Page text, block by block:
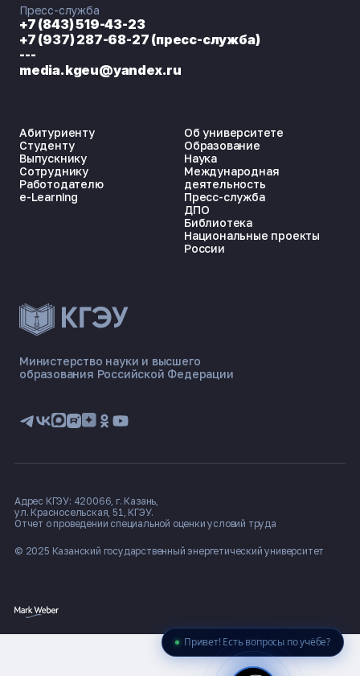
Привет! Есть вопросы по учёбе?
ЭНЕРГОКОД — ПОМОЩНИК КГЭУ
ONLINE ·
🎓 Институты
Министерство науки и высшего
образования Российской Федерации
Абитуриенту
Студенту
Выпускнику
Сотруднику
Работодателю
e-Learning
Об университете
Образование
Наука
Международная
деятельность
Пресс-служба
ДПО
Библиотека
Национальные проекты
России
Пресс-служба
+7 (843) 519-43-23
+7 (937) 287-68-27 (пресс-служба)
---
media.kgeu@yandex.ru
© 2025 Казанский государственный энергетический университет
Адрес КГЭУ: 420066, г. Казань,
ул. Красносельская, 51, КГЭУ.
Отчет о проведении специальной оценки условий труда